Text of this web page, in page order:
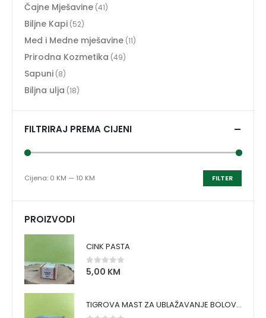
Čajne Mješavine (41)
Biljne Kapi (52)
Med i Medne mješavine (11)
Prirodna Kozmetika (49)
Sapuni (8)
Biljna ulja (18)
FILTRIRAJ PREMA CIJENI
FILTER
Cijena: 0 KM — 10 KM
PROIZVODI
CINK PASTA
0 out of 5
5,00 KM
TIGROVA MAST ZA UBLAŽAVANJE BOLOVA I ZAGRIJAVANJE MIŠIĆA